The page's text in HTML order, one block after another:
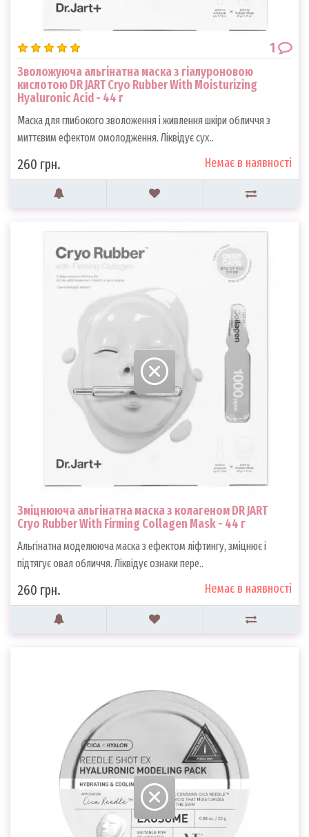
1
Зволожуюча альгінатна маска з гіалуроновою
кислотою DR JART Cryo Rubber With Moisturizing
Hyaluronic Acid - 44 г
Маска для глибокого зволоження і живлення шкіри обличчя з
миттєвим ефектом омолодження. Ліквідує сух..
260 грн. Немає в наявності
Зміцнююча альгінатна маска з колагеном DR JART
Cryo Rubber With Firming Collagen Mask - 44 г
Альгінатна моделююча маска з ефектом ліфтингу, зміцнює і
підтягує овал обличчя. Ліквідує ознаки пере..
260 грн. Немає в наявності